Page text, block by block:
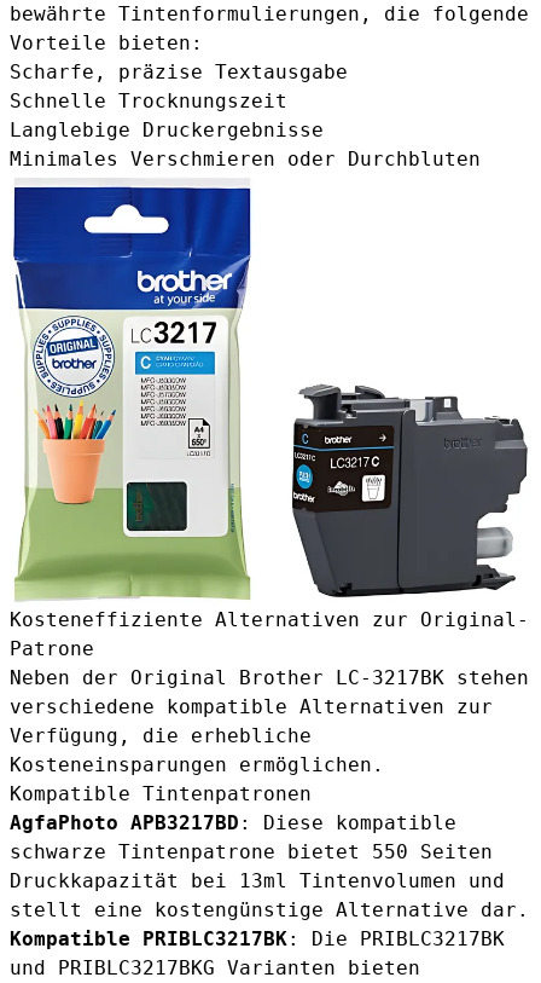
bewährte Tintenformulierungen, die folgende
Vorteile bieten:
Scharfe, präzise Textausgabe
Schnelle Trocknungszeit
Langlebige Druckergebnisse
Minimales Verschmieren oder Durchbluten
Kosteneffiziente Alternativen zur Original-
Patrone
Neben der Original Brother LC-3217BK stehen
verschiedene kompatible Alternativen zur
Verfügung, die erhebliche
Kosteneinsparungen ermöglichen.
Kompatible Tintenpatronen
AgfaPhoto APB3217BD : Diese kompatible
schwarze Tintenpatrone bietet 550 Seiten
Druckkapazität bei 13ml Tintenvolumen und
stellt eine kostengünstige Alternative dar.
Kompatible PRIBLC3217BK: Die PRIBLC3217BK
und PRIBLC3217BKG Varianten bieten